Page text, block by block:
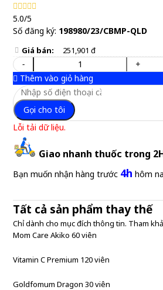
5.0/5
Số đăng ký: 198980/23/CBMP-QLD
Giá bán: 251,901 đ
-
+
Thêm vào giỏ hàng
Gọi cho tôi
Lỗi tải dữ liệu.
Giao nhanh thuốc trong
Bạn muốn nhận hàng trước 4h hôm
Tất cả sản phẩm thay thế
Chỉ dành cho mục đích thông tin. Tham
Mom Care Akiko 60 viên
Vitamin C Premium 120 viên
Goldfomum Dragon 30 viên